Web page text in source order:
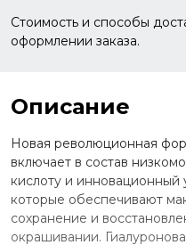
Стоимость и способы
оформлении заказа.
Описание
Новая революционная
включает в состав
кислоту и
которые обеспечивают
сохранение и
окрашивании.